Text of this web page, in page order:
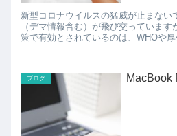
新型コロナウイルスの猛威が止まないですね。。
（デマ情報含む）が飛び交っていま
策で有効とされているのは、WHOや
ブログ MacBook